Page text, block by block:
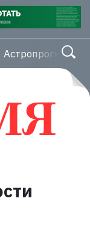
Астропрогноз